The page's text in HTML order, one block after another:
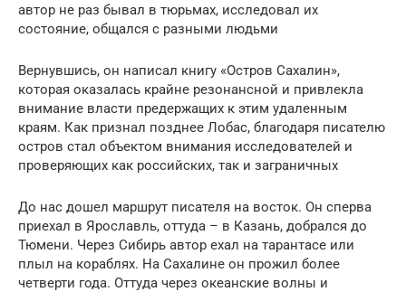
автор не раз бывал в тюрьмах, исследовал их
состояние, общался с разными людьми
Вернувшись, он написал книгу «Остров Сахалин»,
которая оказалась крайне резонансной и привлекла
внимание власти предержащих к этим удаленным
краям. Как признал позднее Лобас, благодаря писателю
остров стал объектом внимания исследователей и
проверяющих как российских, так и заграничных
До нас дошел маршрут писателя на восток. Он сперва
приехал в Ярославль, оттуда – в Казань, добрался до
Тюмени. Через Сибирь автор ехал на тарантасе или
плыл на кораблях. На Сахалине он прожил более
четверти года. Оттуда через океанские волны и